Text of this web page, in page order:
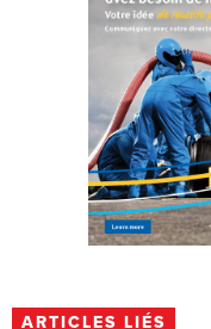
ARTICLES LIÉS